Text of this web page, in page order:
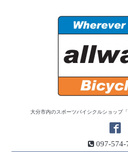
大分市内のスポーツバイシクルショップ
097-574-